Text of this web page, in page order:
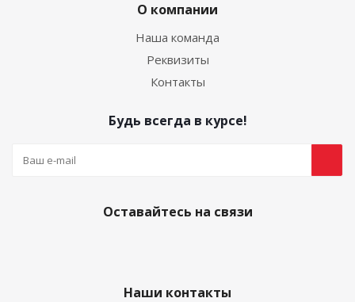
О компании
Наша команда
Реквизиты
Контакты
Будь всегда в курсе!
Оставайтесь на связи
Наши контакты